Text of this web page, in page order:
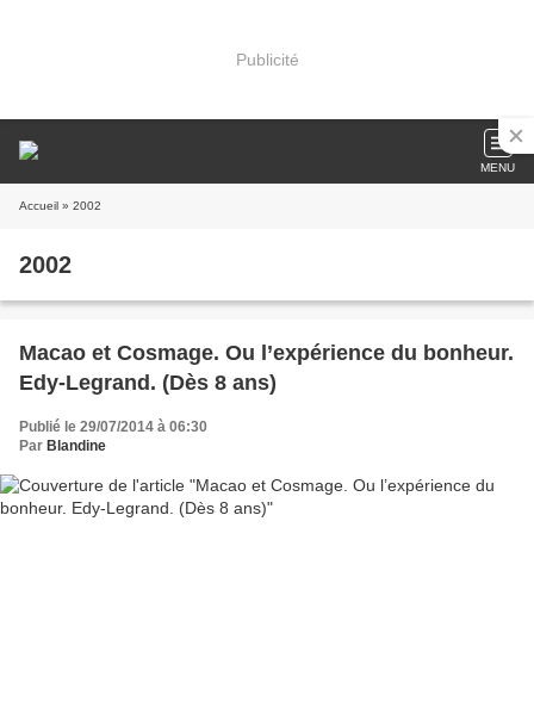
Publicité
MENU
Accueil » 2002
2002
Macao et Cosmage. Ou l’expérience du bonheur.
Edy-Legrand. (Dès 8 ans)
Publié le 29/07/2014 à 06:30
Par Blandine